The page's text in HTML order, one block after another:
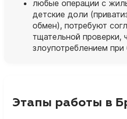
любые операции с
детские доли
обмен), потребуют
тщательной проверки,
злоупотреблением при
Этапы работы в